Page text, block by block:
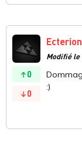
0
0
Ecterion
Modifié le
:)